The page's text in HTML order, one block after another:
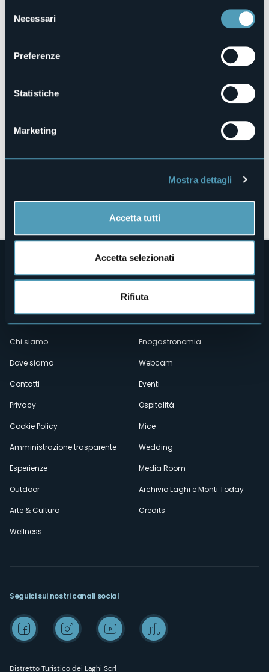
delNecessari
Preferenze
Statistiche
Marketing
Mostra dettagli
Accetta tutti
Accetta selezionati
Rifiuta
auguri-di-natale-pro-carc…
Apri mappa
Menù
secondario
Chi siamo
Dove siamo
Contatti
Privacy
Cookie Policy
Amministrazione trasparente
Esperienze
Outdoor
Arte & Cultura
Wellness
Enogastronomia
Webcam
Eventi
Ospitalità
Mice
Wedding
Media Room
Archivio Laghi e Monti Today
Credits
Distretto Turistico dei Laghi Scrl
Seguici sui nostri canali social